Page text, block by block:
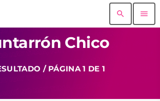
search menu
Chico
/ PÁGINA 1 DE 1